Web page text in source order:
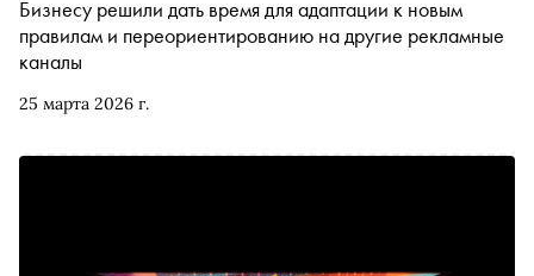
25 марта 2026 г.
Бизнесу решили дать время для адаптации к новым
правилам и переориентированию на другие рекламные
каналы